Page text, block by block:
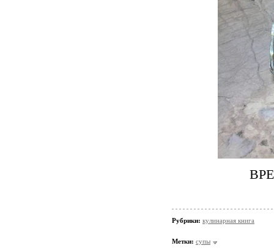
Рубрики: кулинарная книга
Метки: супы